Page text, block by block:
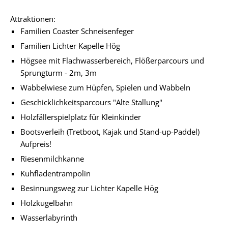
Attraktionen:
Familien Coaster Schneisenfeger
Familien Lichter Kapelle Hög
Högsee mit Flachwasserbereich, Flößerparcours und
Sprungturm - 2m, 3m
Wabbelwiese zum Hüpfen, Spielen und Wabbeln
Geschicklichkeitsparcours "Alte Stallung"
Holzfällerspielplatz für Kleinkinder
Bootsverleih (Tretboot, Kajak und Stand-up-Paddel)
Aufpreis!
Riesenmilchkanne
Kuhfladentrampolin
Besinnungsweg zur Lichter Kapelle Hög
Holzkugelbahn
Wasserlabyrinth